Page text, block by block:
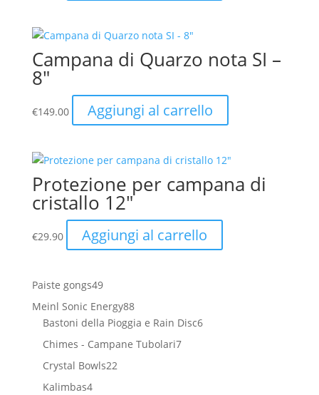
Campana di Quarzo nota SI –
8″
€149.00 Aggiungi al carrello
Protezione per campana di
cristallo 12″
€29.90 Aggiungi al carrello
Paiste gongs4949
prodotti
Meinl Sonic Energy8888
prodotti
Bastoni della Pioggia e Rain Disc66
Chimes - Campane Tubolari77
Crystal Bowls2222
Kalimbas44